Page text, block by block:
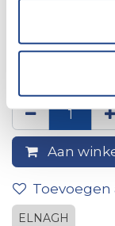
2002
Aan
Toevoegen
ELNAGH